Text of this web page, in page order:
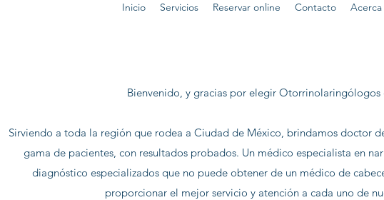
Inicio Servicios Reservar online Contacto
Bienvenido, y gracias por elegir Otorrinolaringólogos
Sirviendo a toda la región que rodea a Ciudad de México, brindamos doctor
gama de pacientes, con resultados probados. Un médico especialista en
diagnóstico especializados que no puede obtener de un médico de
proporcionar el mejor servicio y atención a cada uno de